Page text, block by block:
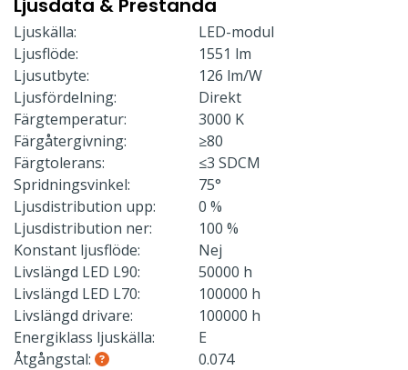
Ljuskälla:
LED-modul
Ljusflöde:
1551 lm
Ljusutbyte:
126 lm/W
Ljusfördelning:
Direkt
Färgtemperatur:
3000 K
Färgåtergivning:
≥80
Färgtolerans:
≤3 SDCM
Spridningsvinkel:
75°
Ljusdistribution upp:
0 %
Ljusdistribution ner:
100 %
Konstant ljusflöde:
Nej
Livslängd LED L90:
50000 h
Livslängd LED L70:
100000 h
Livslängd drivare:
100000 h
Energiklass ljuskälla:
E
Åtgångstal:
0.074